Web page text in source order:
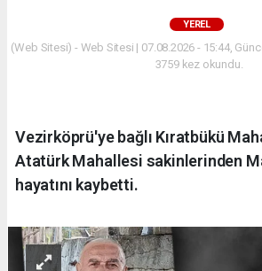
YEREL
(Web Sitesi) - Web Sitesi | 07.08.2026 - 15:44,
3759 kez okundu.
Vezirköprü'ye bağlı Kıratbükü
Atatürk Mahallesi sakinlerinden
hayatını kaybetti.